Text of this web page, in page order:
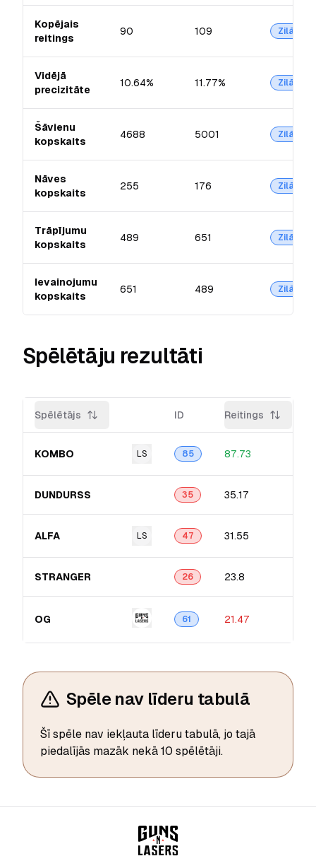
Kopējais
reitings
90 109 Zilā
Vidējā
precizitāte
10.64% 11.77% Zilā
Šāvienu
kopskaits
4688 5001 Zilā
Nāves
kopskaits
255 176 Zilā
Trāpījumu
kopskaits
489 651 Zilā
Ievainojumu
kopskaits
651 489 Zilā
Spēlētāju rezultāti
Spēlētājs ID Reitings
KOMBO LS 85 87.73
DUNDURSS 35 35.17
ALFA LS 47 31.55
STRANGER 26 23.8
OG 61 21.47
Spēle nav līderu tabulā
Šī spēle nav iekļauta līderu tabulā, jo tajā
piedalījās mazāk nekā 10 spēlētāji.